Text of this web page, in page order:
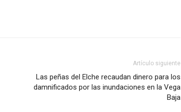
Artículo siguiente
Las peñas del Elche recaudan dinero para los
damnificados por las inundaciones en la Vega
Baja